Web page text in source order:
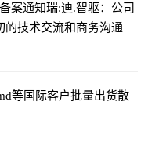
案通知瑞:迪.智驱：公司
的技术交流和商务沟通
等国际客户批量出货散